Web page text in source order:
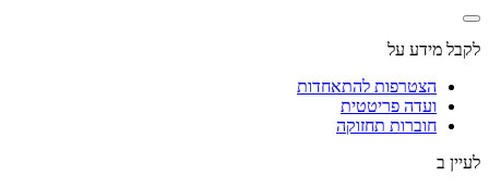
לקבל מידע על
הצטרפות להתאחדות
ועדה פריטטית
חוברות תחזוקה
לעיין ב